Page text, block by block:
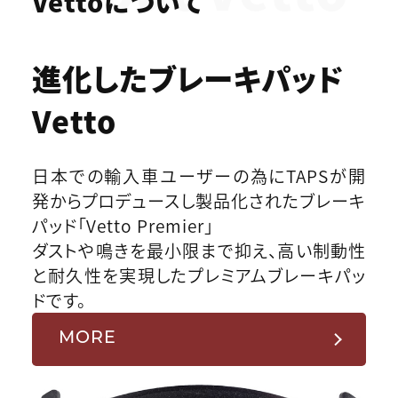
進化したブレーキパッド
Vetto
日本での輸入車ユーザーの為にTAPSが開
発からプロデュースし製品化されたブレーキ
パッド「Vetto Premier」
ダストや鳴きを最小限まで抑え、高い制動性
と耐久性を実現したプレミアムブレーキパッ
ドです。
MORE